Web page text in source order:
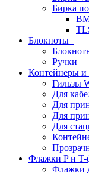
Бирка
Блокноты
Ручки
Контейнеры и
Гильзы
Для
Для
Для
Для
Флажки P и
Флажки